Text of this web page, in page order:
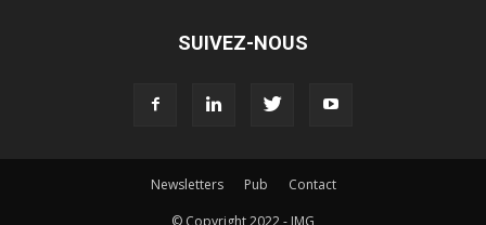
SUIVEZ-NOUS
Newsletters Pub
Contact
© Copyright 2022 - IMG